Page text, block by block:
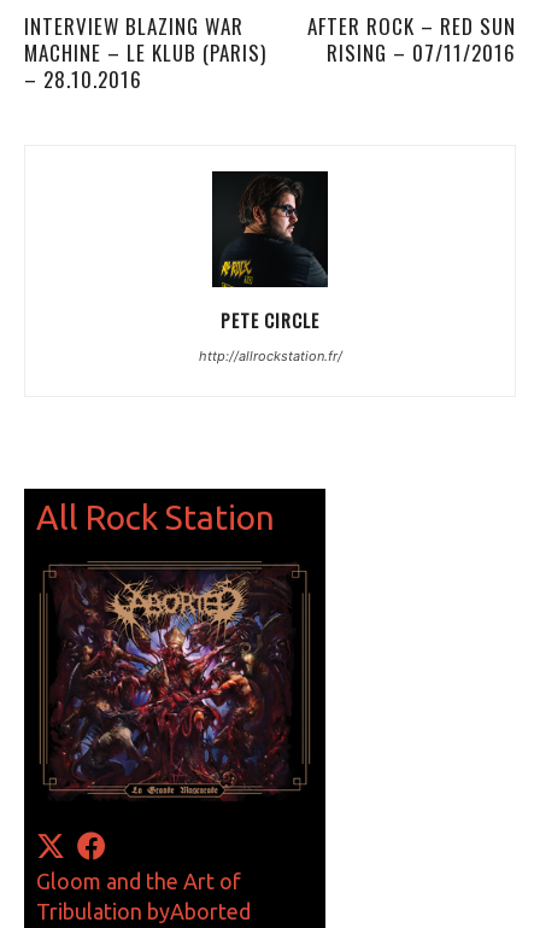
INTERVIEW BLAZING WAR
MACHINE – LE KLUB (PARIS)
– 28.10.2016
AFTER ROCK – RED SUN
RISING – 07/11/2016
PETE CIRCLE
http://allrockstation.fr/